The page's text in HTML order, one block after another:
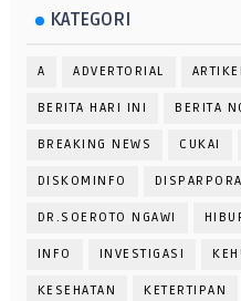
KATEGORI
A ADVERTORIAL
BERITA HARI INI BERITA
BREAKING NEWS CUKAI
DISKOMINFO DISPARPORA
DR.SOEROTO NGAWI
INFO INVESTIGASI
KESEHATAN KETERTIPAN